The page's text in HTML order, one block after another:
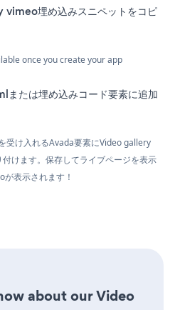
埋め込みスニペットをコピ
once you create your app
たは埋め込みコード要素に追加
受け入れるAvada要素にVideo gallery
けます。保存してライブページを表示
表示されます！
about our Video